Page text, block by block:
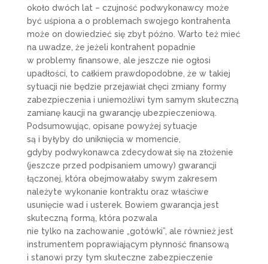
około dwóch lat – czujność podwykonawcy może
być uśpiona a o problemach swojego kontrahenta
może on dowiedzieć się zbyt późno. Warto też mieć
na uwadze, że jeżeli kontrahent popadnie
w problemy finansowe, ale jeszcze nie ogłosi
upadłości, to całkiem prawdopodobne, że w takiej
sytuacji nie będzie przejawiał chęci zmiany formy
zabezpieczenia i uniemożliwi tym samym skuteczną
zamianę kaucji na gwarancję ubezpieczeniową.
Podsumowując, opisane powyżej sytuacje
są i byłyby do uniknięcia w momencie,
gdyby podwykonawca zdecydował się na złożenie
(jeszcze przed podpisaniem umowy) gwarancji
łączonej, która obejmowałaby swym zakresem
należyte wykonanie kontraktu oraz właściwe
usunięcie wad i usterek. Bowiem gwarancja jest
skuteczną formą, która pozwala
nie tylko na zachowanie „gotówki”, ale również jest
instrumentem poprawiającym płynność finansową
i stanowi przy tym skuteczne zabezpieczenie